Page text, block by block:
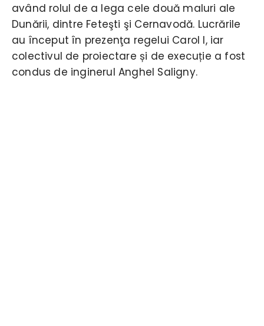
având rolul de a lega cele două maluri ale
Dunării, dintre Feteşti şi Cernavodă. Lucrările
au început în prezenţa regelui Carol I, iar
colectivul de proiectare și de execuție a fost
condus de inginerul Anghel Saligny.